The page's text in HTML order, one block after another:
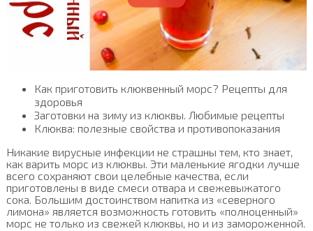
Как приготовить клюквенный морс? Рецепты для
здоровья
Заготовки на зиму из клюквы. Любимые рецепты
Клюква: полезные свойства и противопоказания
Никакие вирусные инфекции не страшны тем, кто знает,
как варить морс из клюквы. Эти маленькие ягодки лучше
всего сохраняют свои целебные качества, если
приготовлены в виде смеси отвара и свежевыжатого
сока. Большим достоинством напитка из «северного
лимона» является возможность готовить «полноценный»
морс не только из свежей клюквы, но и из замороженной.